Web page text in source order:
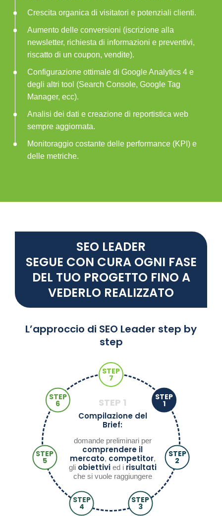
Crescita organica di visitatori e potenziali clienti.
Aumento delle conversioni (iscrizione alla
newsletter, richiesta di informazioni e preventivi,
riscatto di un coupon, vendite).
Configurazione ottimale di Google Analytics 4 e
degli altri tool (Search Console, Google Tag
Manager, ecc).
Analisi dei dati e creazione di reportistica web
sempre aggiornata.
Monitoraggio costante delle performance (KPI) e
delle metriche.
SEO LEADER
SEGUE CON CURA OGNI FASE
DEL TUO PROGETTO FINO A
VEDERLO REALIZZATO
L’approccio di SEO Leader step by
step
STEP
1
STEP
2
STEP
3
STEP
4
STEP
5
STEP
6
STEP
7
STEP 1
Compilazione del
Brief:
domande preliminari per
comprendere il
mercato, competitor,
gli obiettivied i risultati
che si vuole raggiungere